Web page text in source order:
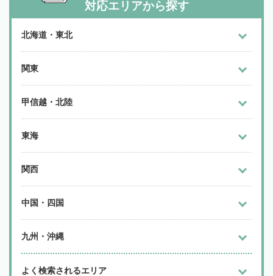
対応エリアから探す
北海道・東北
関東
甲信越・北陸
東海
関西
中国・四国
九州・沖縄
よく検索されるエリア